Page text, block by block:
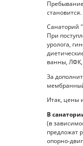
становится.
Санаторий
При
уролога,
ванны, ЛФК,
За
Итак, цены
В
(в
предложат
опорно-